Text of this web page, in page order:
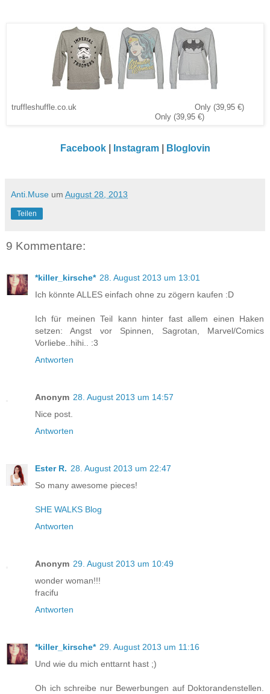
truffleshuffle.co.uk Only (39,95 €)
Only (39,95 €)
Facebook| Instagram| Bloglovin
Anti.Muse um August 28, 2013
Teilen
9 Kommentare:
*killer_kirsche* 28. August 2013 um 13:01
Ich könnte ALLES einfach ohne zu zögern kaufen :D
Ich für meinen Teil kann hinter fast allem einen Haken
setzen: Angst vor Spinnen, Sagrotan, Marvel/Comics
Vorliebe..hihi.. :3
Antworten
Anonym 28. August 2013 um 14:57
Nice post.
Antworten
Ester R. 28. August 2013 um 22:47
So many awesome pieces!
SHE WALKS Blog
Antworten
Anonym 29. August 2013 um 10:49
wonder woman!!!
fracifu
Antworten
*killer_kirsche* 29. August 2013 um 11:16
Und wie du mich enttarnt hast ;)
Oh ich schreibe nur Bewerbungen auf Doktorandenstellen.